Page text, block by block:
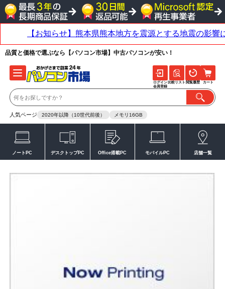
品質と価格で選ぶなら【パソコン市場】中古パソコンが安い！
人気ページ 2020年以降（10世代前後） メモリ16GB
ログイン
会員登録
比較リスト 閲覧履歴 カート
ノートPC デスクトップPC Office搭載PC モバイルPC 店舗一覧